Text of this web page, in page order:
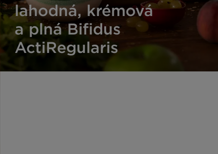
lahodná, krémová
a plná Bifidus
ActiRegularis